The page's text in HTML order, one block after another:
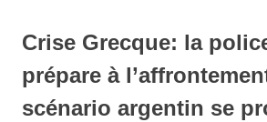
contentaura
de
pour
le
monde
Crise Grecque: la
prépare à
scénario argentin se